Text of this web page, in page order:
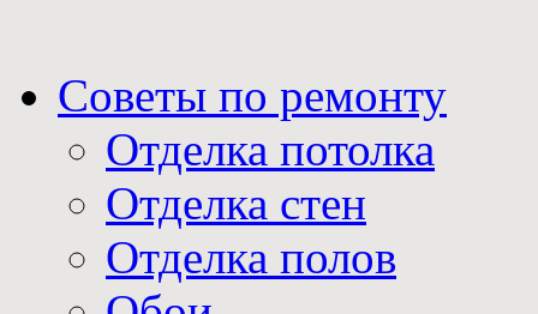
Советы по ремонту
Отделка потолка
Отделка стен
Отделка полов